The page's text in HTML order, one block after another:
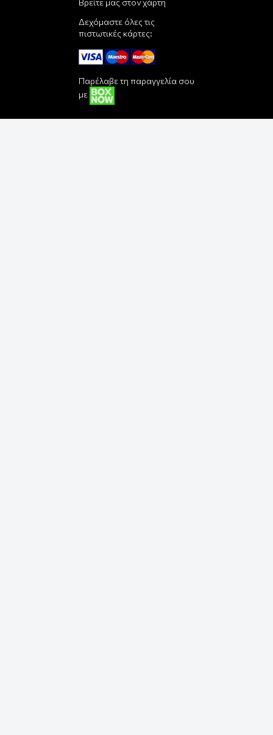
Δεχόμαστε όλες τις
πιστωτικές κάρτες:
Παρέλαβε τη παραγγελία σου
με